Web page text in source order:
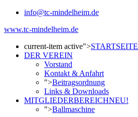
info@tc-mindelheim.de
www.tc-mindelheim.de
current-item active">STARTSEITE
DER VEREIN
Vorstand
Kontakt & Anfahrt
">Beitragsordnung
Links & Downloads
MITGLIEDERBEREICHNEU!
">Ballmaschine